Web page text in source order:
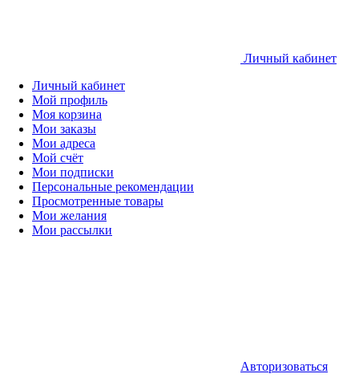
Личный кабинет
Личный кабинет
Мой профиль
Моя корзина
Мои заказы
Мои адреса
Мой счёт
Мои подписки
Персональные рекомендации
Просмотренные товары
Мои желания
Мои рассылки
Авторизоваться